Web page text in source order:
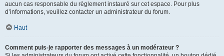
aucun cas responsable du règlement instauré sur cet espace. Pour plus
d’informations, veuillez contacter un administrateur du forum.
Haut
Comment puis-je rapporter des messages à un modérateur ?